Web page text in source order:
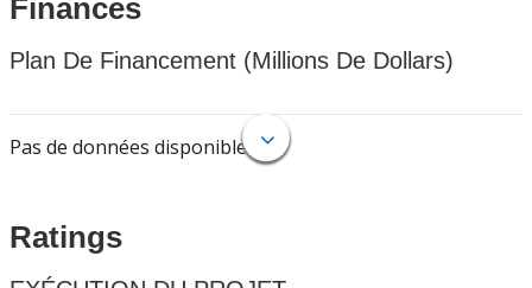
Finances
Plan De Financement (Millions De Dollars)
Pas de données disponibles.
Ratings